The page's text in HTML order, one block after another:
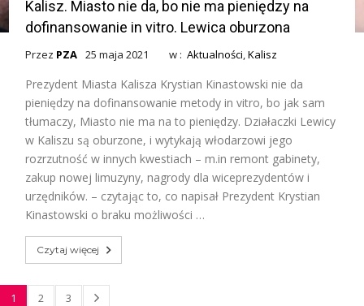
Kalisz. Miasto nie da, bo nie ma pieniędzy na
dofinansowanie in vitro. Lewica oburzona
Przez PZA 25 maja 2021 w :Aktualności,Kalisz
Prezydent Miasta Kalisza Krystian Kinastowski nie da
pieniędzy na dofinansowanie metody in vitro, bo jak sam
tłumaczy, Miasto nie ma na to pieniędzy. Działaczki Lewicy
w Kaliszu są oburzone, i wytykają włodarzowi jego
rozrzutność w innych kwestiach – m.in remont gabinety,
zakup nowej limuzyny, nagrody dla wiceprezydentów i
urzędników. – czytając to, co napisał Prezydent Krystian
Kinastowski o braku możliwości …
Czytaj więcej
1 2 3